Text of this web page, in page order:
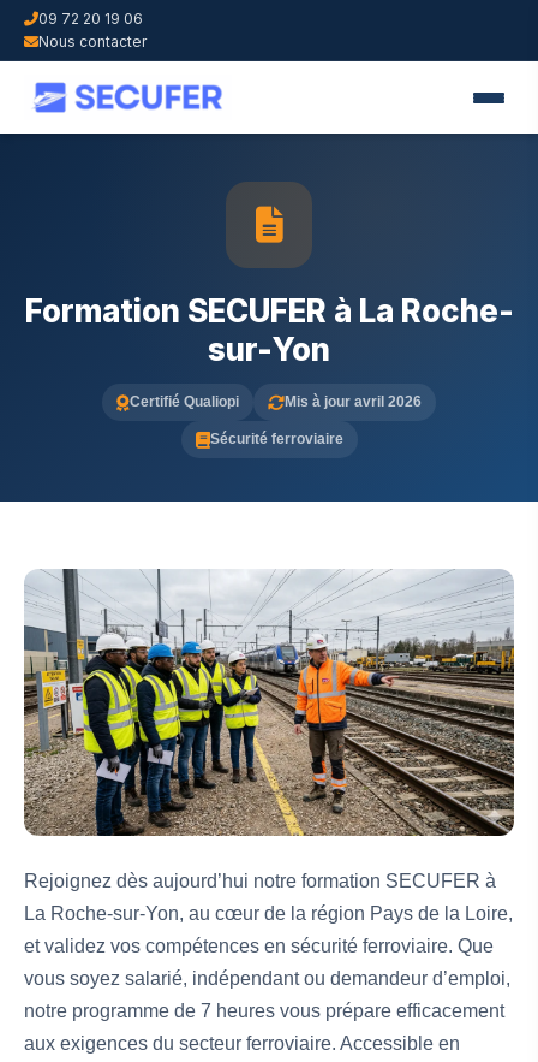
09 72 20 19 06
Nous contacter
Formation SECUFER à La Roche-
sur-Yon
Certifié Qualiopi Mis à jour avril 2026
Sécurité ferroviaire
Rejoignez dès aujourd’hui notre formation SECUFER à
La Roche-sur-Yon, au cœur de la région Pays de la Loire,
et validez vos compétences en sécurité ferroviaire. Que
vous soyez salarié, indépendant ou demandeur d’emploi,
notre programme de 7 heures vous prépare efficacement
aux exigences du secteur ferroviaire. Accessible en